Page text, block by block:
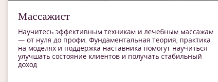
Массажист
Научитесь эффективным техникам и лечебным массажам
— от нуля до профи. Фундаментальная теория, практика
на моделях и поддержка наставника помогут научиться
улучшать состояние клиентов и получать стабильный
доход